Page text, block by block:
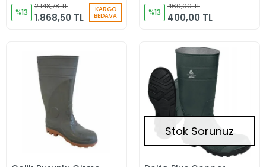
%13
2.148,78 TL
1.868,50 TL
KARGO
BEDAVA %13
460,00 TL
400,00 TL
Stok Sorunuz